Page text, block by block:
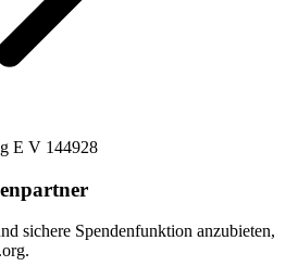
E V 144928
sichere Spendenfunktion anzubieten,